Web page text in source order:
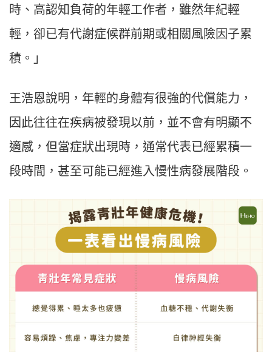
時、高認知負荷的年輕工作者，雖然年紀輕
輕，卻已有代謝症候群前期或相關風險因子累
積。」
王浩恩說明，年輕的身體有很強的代償能力，
因此往往在疾病被發現以前，並不會有明顯不
適感，但當症狀出現時，通常代表已經累積一
段時間，甚至可能已經進入慢性病發展階段。